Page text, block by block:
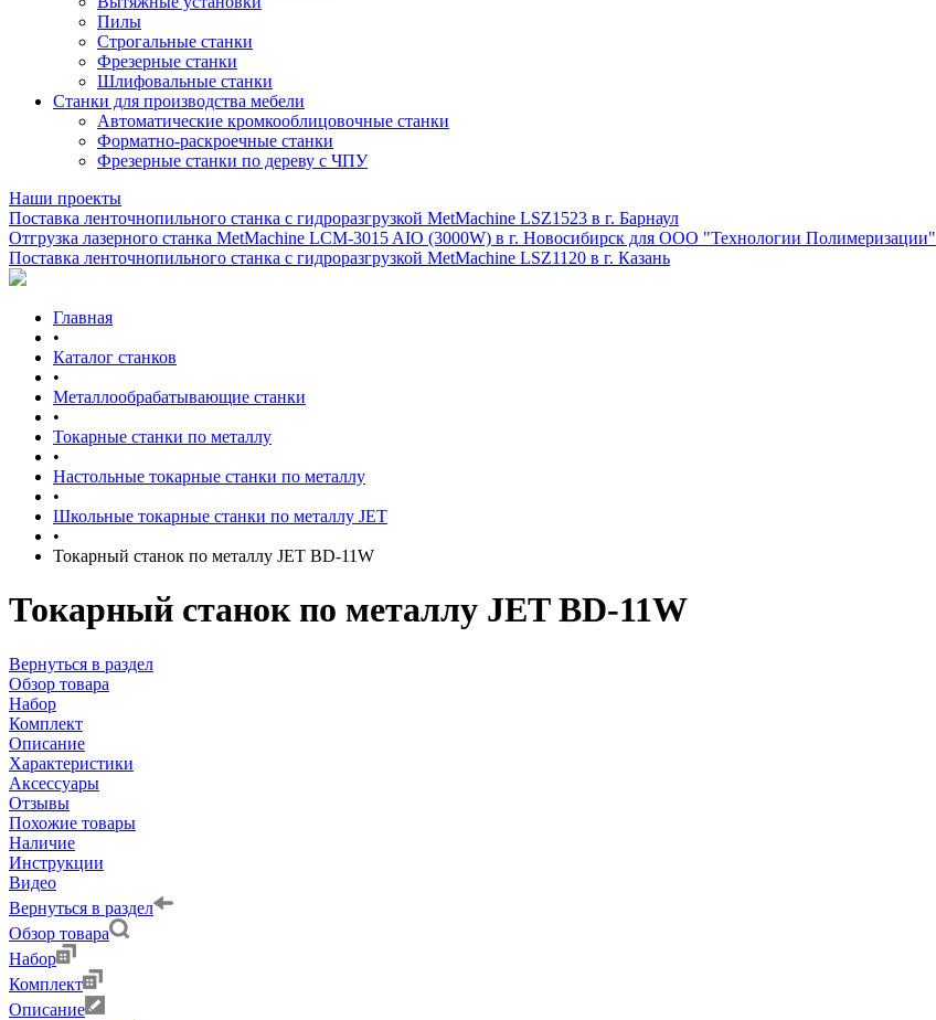
Пилы
Строгальные станки
Фрезерные станки
Шлифовальные станки
Станки для производства мебели
Автоматические кромкооблицовочные станки
Форматно-раскроечные станки
Фрезерные станки по дереву с ЧПУ
Наши проекты
Поставка ленточнопильного станка c гидроразгрузкой MetMachine LSZ1523 в г. Барнаул
Отгрузка лазерного станка MetMachine LCM-3015 AIO (3000W) в г. Новосибирск для ООО "Технологии Полимеризации"
Поставка ленточнопильного станка c гидроразгрузкой MetMachine LSZ1120 в г. Казань
Главная
•
Каталог станков
•
Металлообрабатывающие станки
•
Токарные станки по металлу
•
Настольные токарные станки по металлу
•
Школьные токарные станки по металлу JET
•
Токарный станок по металлу JET BD-11W
Токарный станок по металлу JET BD-11W
Вернуться в раздел
Обзор товара
Набор
Комплект
Описание
Характеристики
Аксессуары
Отзывы
Похожие товары
Наличие
Инструкции
Видео
Вернуться в раздел
Обзор товара
Набор
Комплект
Описание